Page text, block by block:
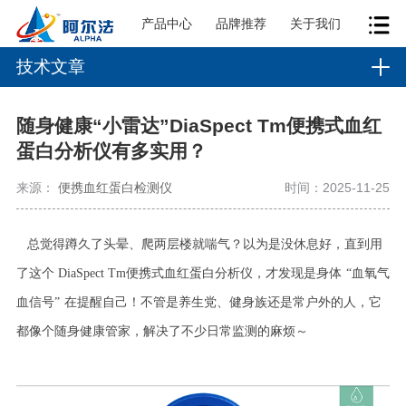
产品中心 品牌推荐 关于我们
技术文章
随身健康“小雷达”DiaSpect Tm便携式血红
蛋白分析仪有多实用？
来源： 便携血红蛋白检测仪 时间：2025-11-25
总觉得蹲久了头晕、爬两层楼就喘气？以为是没休息好，直到用
了这个 DiaSpect Tm便携式血红蛋白分析仪，才发现是身体 “血氧气
血信号” 在提醒自己！不管是养生党、健身族还是常户外的人，它
都像个随身健康管家，解决了不少日常监测的麻烦～